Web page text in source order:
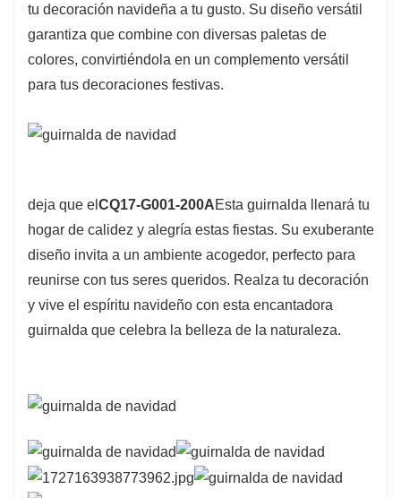
tu decoración navideña a tu gusto. Su diseño versátil
garantiza que combine con diversas paletas de
colores, convirtiéndola en un complemento versátil
para tus decoraciones festivas.
deja que el CQ17-G001-200AEsta guirnalda llenará tu
hogar de calidez y alegría estas fiestas. Su exuberante
diseño invita a un ambiente acogedor, perfecto para
reunirse con tus seres queridos. Realza tu decoración
y vive el espíritu navideño con esta encantadora
guirnalda que celebra la belleza de la naturaleza.